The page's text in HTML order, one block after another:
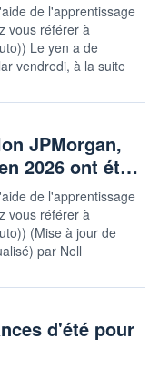
de l'apprentissage
vous référer à
Le yen a de
vendredi, à la suite
JPMorgan,
2026 ont ét…
de l'apprentissage
vous référer à
(Mise à jour de
par Nell
d'été pour